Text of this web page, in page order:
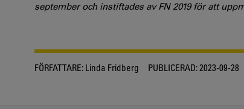
september och instiftades av FN 2019 för att
FÖRFATTARE: Linda Fridberg PUBLICERAD:2023-09-28